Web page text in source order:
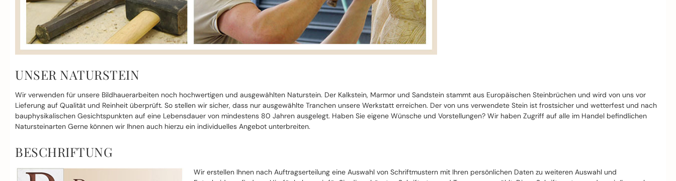
UNSER NATURSTEIN
Wir verwenden für unsere Bildhauerarbeiten noch hochwertigen und ausgewählten Naturstein. Der Kalkstein, Marmor und Sandstein stammt aus Europäischen Steinbrüchen und wird von uns vor
Lieferung auf Qualität und Reinheit überprüft. So stellen wir sicher, dass nur ausgewählte Tranchen unsere Werkstatt erreichen. Der von uns verwendete Stein ist frostsicher und wetterfest und nach
bauphysikalischen Gesichtspunkten auf eine Lebensdauer von mindestens 80 Jahren ausgelegt. Haben Sie eigene Wünsche und Vorstellungen? Wir haben Zugriff auf alle im Handel befindlichen
Natursteinarten Gerne können wir Ihnen auch hierzu ein individuelles Angebot unterbreiten.
BESCHRIFTUNG
Wir erstellen Ihnen nach Auftragserteilung eine Auswahl von Schriftmustern mit Ihren persönlichen Daten zu weiteren Auswahl und